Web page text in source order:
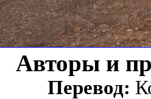
Авторы и
Перевод: